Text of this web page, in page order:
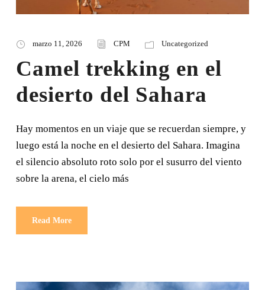
marzo 11, 2026 CPM Uncategorized
Camel trekking en el
desierto del Sahara
Hay momentos en un viaje que se recuerdan siempre, y
luego está la noche en el desierto del Sahara. Imagina
el silencio absoluto roto solo por el susurro del viento
sobre la arena, el cielo más
Read More